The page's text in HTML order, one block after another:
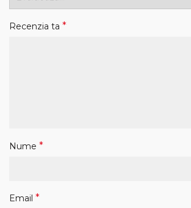
Recenzia ta *
Nume *
Email *